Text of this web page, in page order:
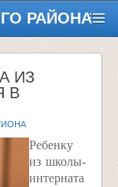
РАЙОНА
ИЗ
В
Ребенку
из школы-
интерната